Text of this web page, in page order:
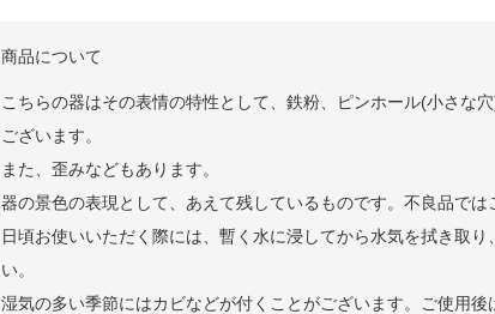
商品について
こちらの器はその表情の特性として、鉄粉、ピンホール(小さな
ございます。
また、歪みなどもあります。
器の景色の表現として、あえて残しているものです。不良品で
日頃お使いいただく際には、暫く水に浸してから水気を拭き取
い。
湿気の多い季節にはカビなどが付くことがございます。ご使用後